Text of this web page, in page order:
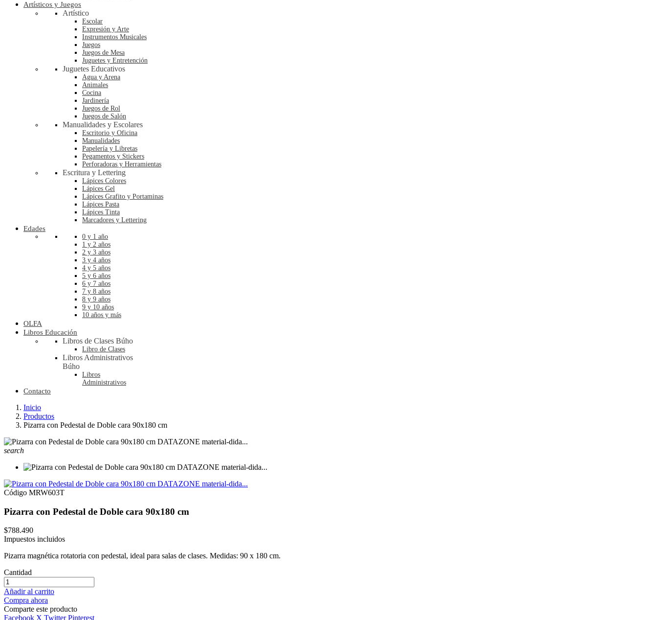
Artísticos y Juegos
Artístico
Escolar
Expresión y Arte
Instrumentos Musicales
Juegos
Juegos de Mesa
Juguetes y Entretención
Juguetes Educativos
Agua y Arena
Animales
Cocina
Jardinería
Juegos de Rol
Juegos de Salón
Manualidades y Escolares
Escritorio y Oficina
Manualidades
Papelería y Libretas
Pegamentos y Stickers
Perforadoras y Herramientas
Escritura y Lettering
Lápices Colores
Lápices Gel
Lápices Grafito y Portaminas
Lápices Pasta
Lápices Tinta
Marcadores y Lettering
Edades
0 y 1 año
1 y 2 años
2 y 3 años
3 y 4 años
4 y 5 años
5 y 6 años
6 y 7 años
7 y 8 años
8 y 9 años
9 y 10 años
10 años y más
OLFA
Libros Educación
Libros de Clases Búho
Libro de Clases
Libros Administrativos
Búho
Libros
Administrativos
Contacto
Inicio
Productos
Pizarra con Pedestal de Doble cara 90x180 cm
search
Código MRW603T
Pizarra con Pedestal de Doble cara 90x180 cm
$788.490
Impuestos incluidos
Pizarra magnética rotatoria con pedestal, ideal para salas de clases. Medidas: 90 x 180 cm.
Cantidad
Añadir al carrito
Compra ahora
Comparte este producto
Facebook X Twitter Pinterest